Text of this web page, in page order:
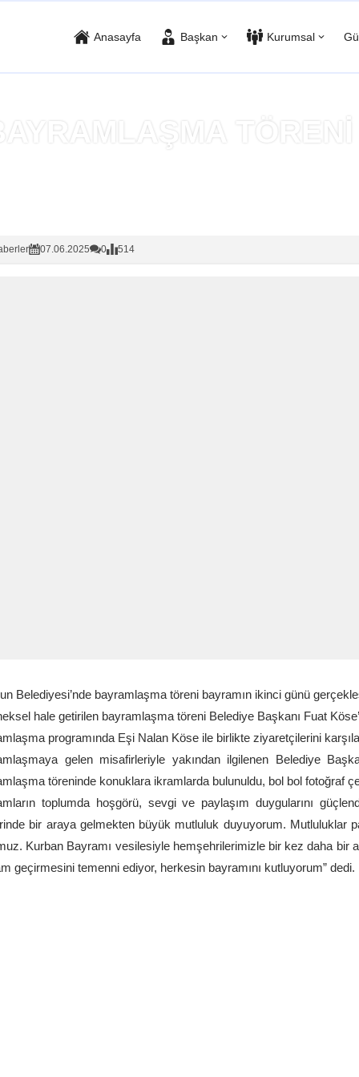
Anasayfa Başkan Kurumsal
TÖRENİ
07.06.2025 0 514
Belediyesi’nde bayramlaşma töreni bayramın ikinci günü
hale getirilen bayramlaşma töreni Belediye Başkanı Fuat
programında Eşi Nalan Köse ile birlikte ziyaretçilerini
gelen misafirleriyle yakından ilgilenen Belediye
töreninde konuklara ikramlarda bulunuldu, bol bol fotoğraf
toplumda hoşgörü, sevgi ve paylaşım duygularını
bir araya gelmekten büyük mutluluk duyuyorum. Mutluluklar
Kurban Bayramı vesilesiyle hemşehrilerimizle bir kez daha bir
geçirmesini temenni ediyor, herkesin bayramını kutluyorum” dedi.